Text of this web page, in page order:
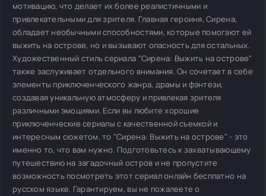
мотивацию, что делает их более реалистичными и
привлекательными для зрителя. Главная героиня, Сирена,
обладает необычными способностями, которые помогают ей
выжить на острове, но и вызывают опасность для остальных.
Художественный стиль сериала "Сирена: Выжить на острове"
также заслуживает отдельного внимания. Он сочетает в себе
элементы приключенческого жанра, драмы и фэнтези,
создавая уникальную атмосферу и привлекая зрителя
различными эмоциями. Если вы любите хорошие
приключенческие сериалы с качественной съемкой и
интересным сюжетом, то "Сирена: Выжить на острове" - это
именно то, что вам нужно. Подготовьтесь к захватывающему
путешествию на загадочный остров и не пропустите
возможность посмотреть этот сериал онлайн бесплатно на
русском языке. Гарантируем, вы не пожалеете о